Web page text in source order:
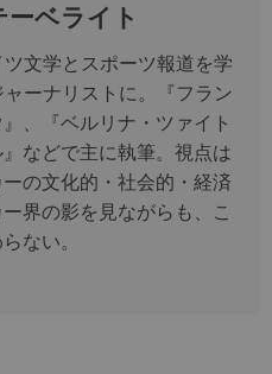
ベライト
文学とスポーツ報道を学
ーナリストに。『フラン
、『ベルリナ・ツァイト
などで主に執筆。視点は
の文化的・社会的・経済
界の影を見ながらも、こ
ない。